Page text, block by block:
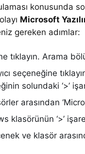
konusunda
Microsoft
gereken adımlar:
tıklayın. Arama
seçeneğine
solundaki ‘>’
arasından
klasörünün ‘>’
ve klasör